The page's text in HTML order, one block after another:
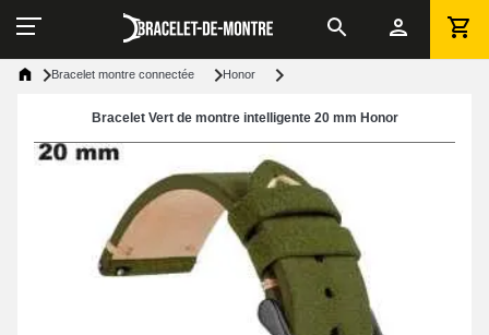
Bracelet montre connectée Honor
Bracelet Vert de montre intelligente 20 mm Honor